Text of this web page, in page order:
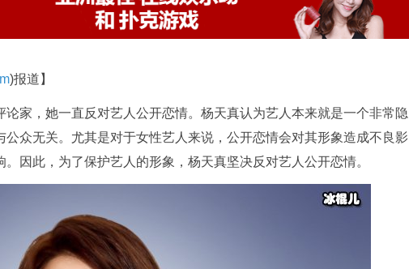
)报道】
论家，她一直反对艺人公开恋情。杨天真认为艺人本来就是一个非常隐
众无关。尤其是对于女性艺人来说，公开恋情会对其形象造成不良影
因此，为了保护艺人的形象，杨天真坚决反对艺人公开恋情。